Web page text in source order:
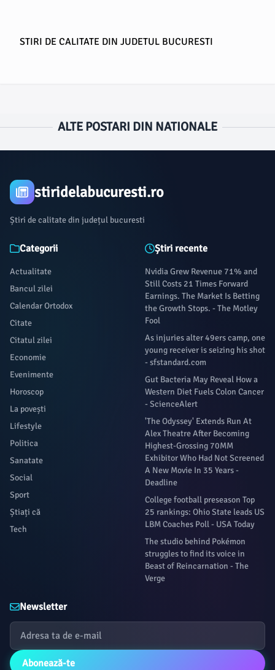
STIRI DE CALITATE DIN JUDETUL BUCURESTI
ALTE POSTARI DIN NATIONALE
stiridelabucuresti.ro
Știri de calitate din județul bucuresti
Categorii
Actualitate
Bancul zilei
Calendar Ortodox
Citate
Citatul zilei
Economie
Evenimente
Horoscop
La povești
Lifestyle
Politica
Sanatate
Social
Sport
Știați că
Tech
Știri recente
Nvidia Grew Revenue 71% and
Still Costs 21 Times Forward
Earnings. The Market Is Betting
the Growth Stops. - The Motley
Fool
As injuries alter 49ers camp, one
young receiver is seizing his shot
- sfstandard.com
Gut Bacteria May Reveal How a
Western Diet Fuels Colon Cancer
- ScienceAlert
'The Odyssey' Extends Run At
Alex Theatre After Becoming
Highest-Grossing 70MM
Exhibitor Who Had Not Screened
A New Movie In 35 Years -
Deadline
College football preseason Top
25 rankings: Ohio State leads US
LBM Coaches Poll - USA Today
The studio behind Pokémon
struggles to find its voice in
Beast of Reincarnation - The
Verge
Newsletter
Abonează-te